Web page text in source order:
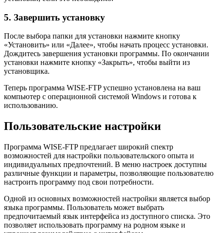
5. Завершить установку
После выбора папки для установки нажмите кнопку
«Установить» или «Далее», чтобы начать процесс установки.
Дождитесь завершения установки программы. По окончании
установки нажмите кнопку «Закрыть», чтобы выйти из
установщика.
Теперь программа WISE-FTP успешно установлена на ваш
компьютер с операционной системой Windows и готова к
использованию.
Пользовательские настройки
Программа WISE-FTP предлагает широкий спектр
возможностей для настройки пользовательского опыта и
индивидуальных предпочтений. В меню настроек доступны
различные функции и параметры, позволяющие пользователю
настроить программу под свои потребности.
Одной из основных возможностей настройки является выбор
языка программы. Пользователь может выбрать
предпочитаемый язык интерфейса из доступного списка. Это
позволяет использовать программу на родном языке и